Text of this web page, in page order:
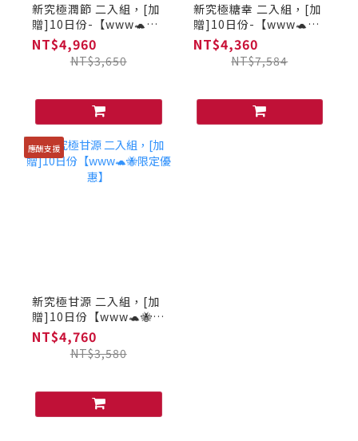
新究極潤節 二入組，[加
贈]10日份-【www🐢🐝
限定優惠】
NT$4,960
NT$3,650
新究極糖幸 二入組，[加
贈]10日份-【www🐢🐝
限定優惠】
NT$4,360
NT$7,584
應酬支援
新究極甘源 二入組，[加
贈]10日份【www🐢🐝限
定優惠】
NT$4,760
NT$3,580